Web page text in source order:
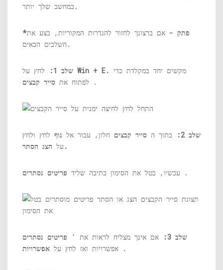
במחשב שלך יותר.
*פתק - אם ברצונך לחזור להגדרות המקוריות, בצע את
השלבים הבאים.
שלב 1: Win + E.
לפתוח את סייר קבצים .
שלב 2: בתוך ה סייר קבצים חלון, עבור אל נוף לחץ ולחץ
על הצג הסתר.
עכשיו, בטל את הסימון בתיבה שליד פריטים נסתרים .
שלב 3: אם אינך מצליח לראות את ' פריטים נסתרים
אפשרויות ואז לחץ על אפשרויות .